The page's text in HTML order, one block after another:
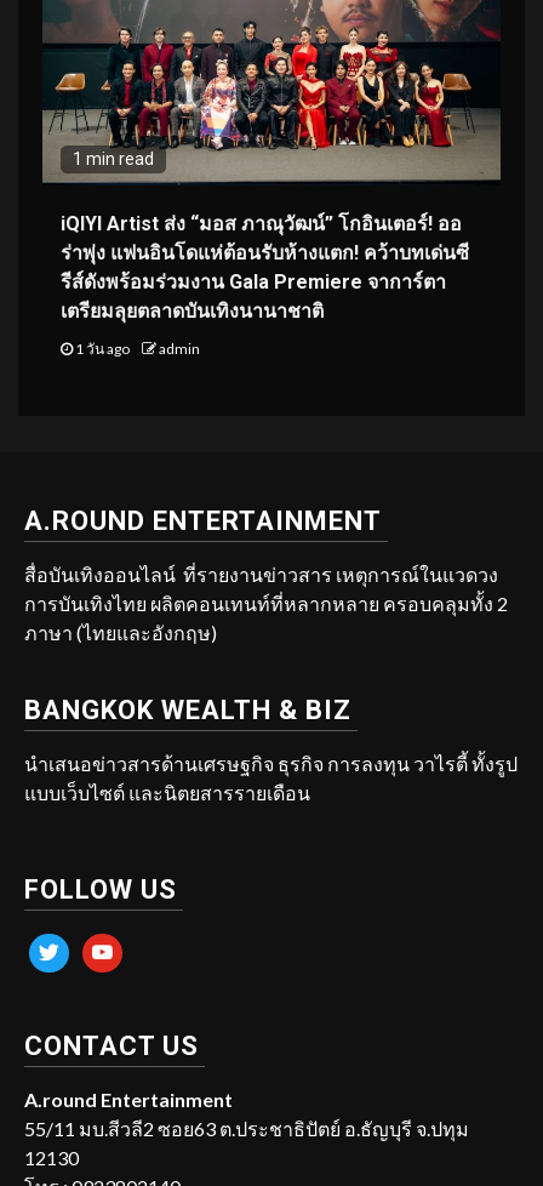
1 min read
iQIYI Artist ส่ง “มอส ภาณุวัฒน์” โกอินเตอร์! ออ
ร่าพุ่ง แฟนอินโดแห่ต้อนรับห้างแตก! คว้าบทเด่นซี
รีส์ดังพร้อมร่วมงาน Gala Premiere จาการ์ตา
เตรียมลุยตลาดบันเทิงนานาชาติ
1 วัน ago admin
A.ROUND ENTERTAINMENT
สื่อบันเทิงออนไลน์ ที่รายงานข่าวสาร เหตุการณ์ในแวดวง
การบันเทิงไทย ผลิตคอนเทนท์ที่หลากหลาย ครอบคลุมทั้ง 2
ภาษา (ไทยและอังกฤษ)
BANGKOK WEALTH & BIZ
นำเสนอข่าวสารด้านเศรษฐกิจ ธุรกิจ การลงทุน วาไรตี้ ทั้งรูป
แบบเว็บไซต์ และนิตยสารรายเดือน
FOLLOW US
twitter youtube
CONTACT US
A.round Entertainment
55/11 มบ.สีวลี2 ซอย63 ต.ประชาธิปัตย์ อ.ธัญบุรี จ.ปทุม
12130